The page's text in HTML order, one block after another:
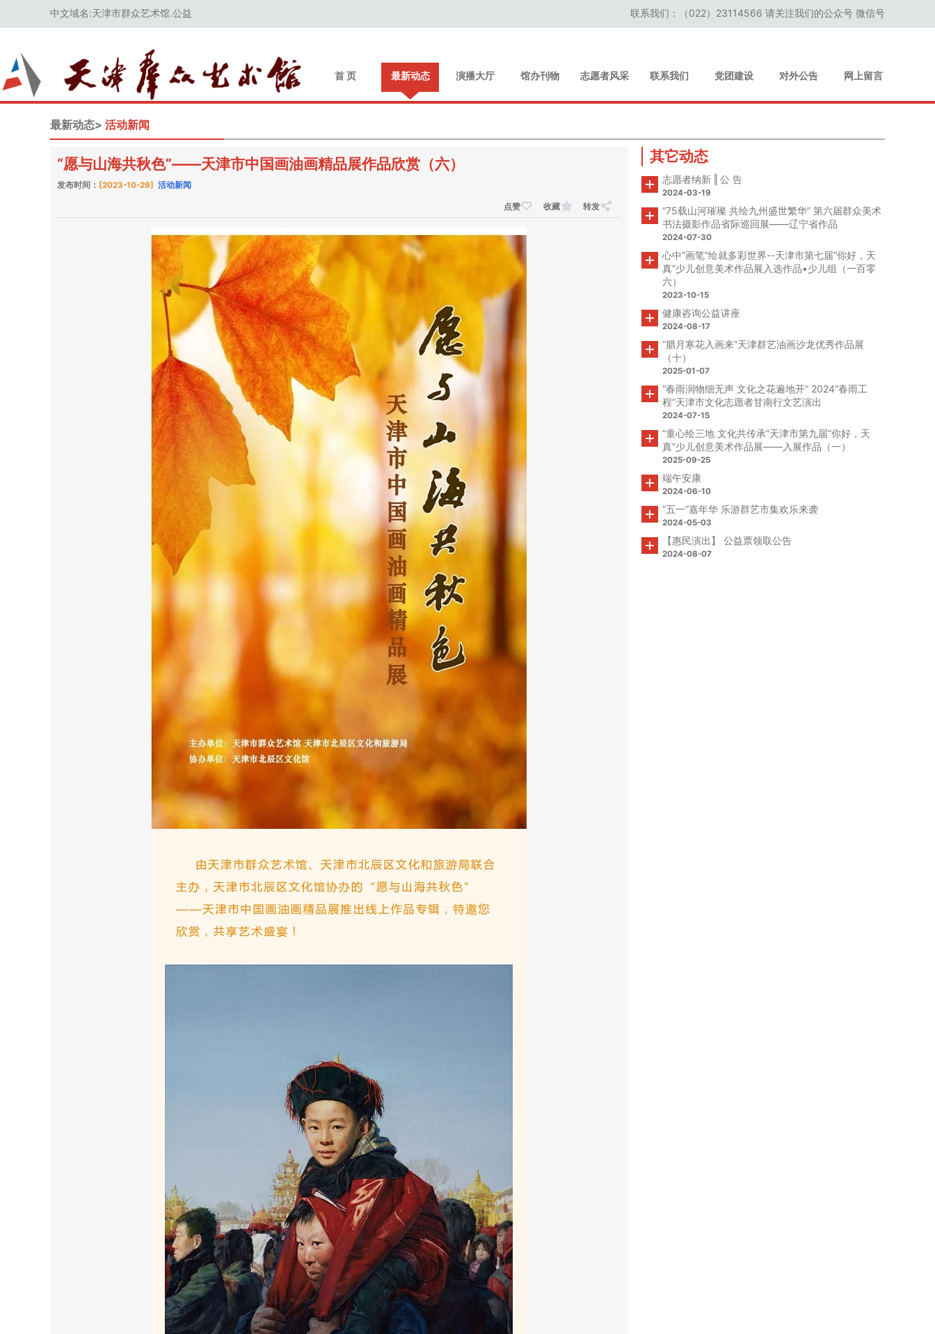
中文域名:天津市群众艺术馆.公益 联系我们：（022）23114566 请关注我们的公众号 微信号
首 页 最新动态 演播大厅 馆办刊物 志愿者风采 联系我们 党团建设 对外公告 网上留言
最新动态> 活动新闻
“愿与山海共秋色”——天津市中国画油画精品展作品欣赏（六）
发布时间： [2023-10-29] 活动新闻
点赞 收藏 转发
其它动态
志愿者纳新 ‖ 公 告
2024-03-19
“75载山河璀璨 共绘九州盛世繁华” 第六届群众美术
书法摄影作品省际巡回展——辽宁省作品
2024-07-30
心中“画笔”绘就多彩世界--天津市第七届“你好，天
真”少儿创意美术作品展入选作品•少儿组（一百零
六）
2023-10-15
健康咨询公益讲座
2024-08-17
“腊月寒花入画来”天津群艺油画沙龙优秀作品展
（十）
2025-01-07
“春雨润物细无声 文化之花遍地开” 2024“春雨工
程”天津市文化志愿者甘南行文艺演出
2024-07-15
“童心绘三地 文化共传承”天津市第九届“你好，天
真”少儿创意美术作品展——入展作品（一）
2025-09-25
端午安康
2024-06-10
“五一”嘉年华 乐游群艺市集欢乐来袭
2024-05-03
【惠民演出】 公益票领取公告
2024-08-07